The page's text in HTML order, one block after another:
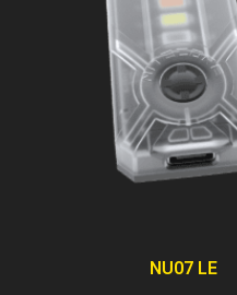
NU07 LE